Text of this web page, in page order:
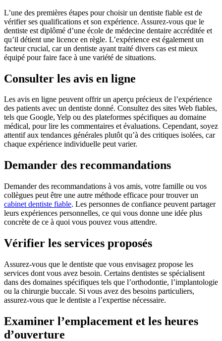
L’une des premières étapes pour choisir un dentiste fiable est de
vérifier ses qualifications et son expérience. Assurez-vous que le
dentiste est diplômé d’une école de médecine dentaire accréditée et
qu’il détient une licence en règle. L’expérience est également un
facteur crucial, car un dentiste ayant traité divers cas est mieux
équipé pour faire face à une variété de situations.
Consulter les avis en ligne
Les avis en ligne peuvent offrir un aperçu précieux de l’expérience
des patients avec un dentiste donné. Consultez des sites Web fiables,
tels que Google, Yelp ou des plateformes spécifiques au domaine
médical, pour lire les commentaires et évaluations. Cependant, soyez
attentif aux tendances générales plutôt qu’à des critiques isolées, car
chaque expérience individuelle peut varier.
Demander des recommandations
Demander des recommandations à vos amis, votre famille ou vos
collègues peut être une autre méthode efficace pour trouver un
cabinet dentiste fiable. Les personnes de confiance peuvent partager
leurs expériences personnelles, ce qui vous donne une idée plus
concrète de ce à quoi vous pouvez vous attendre.
Vérifier les services proposés
Assurez-vous que le dentiste que vous envisagez propose les
services dont vous avez besoin. Certains dentistes se spécialisent
dans des domaines spécifiques tels que l’orthodontie, l’implantologie
ou la chirurgie buccale. Si vous avez des besoins particuliers,
assurez-vous que le dentiste a l’expertise nécessaire.
Examiner l’emplacement et les heures
d’ouverture